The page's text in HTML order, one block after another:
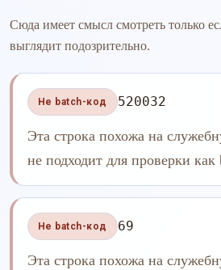
Сюда имеет смысл смотреть только
выглядит подозрительно.
Не batch-код 520032
Эта строка похожа на
не подходит для проверки как
Не batch-код 69
Эта строка похожа на